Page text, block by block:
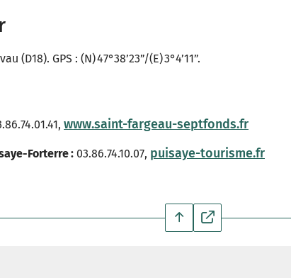
(D18). GPS : (N) 47°38’23”/(E) 3°4’11”.
www.saint-fargeau-septfonds.fr
Forterre : 03.86.74.10.07, puisaye-tourisme.fr